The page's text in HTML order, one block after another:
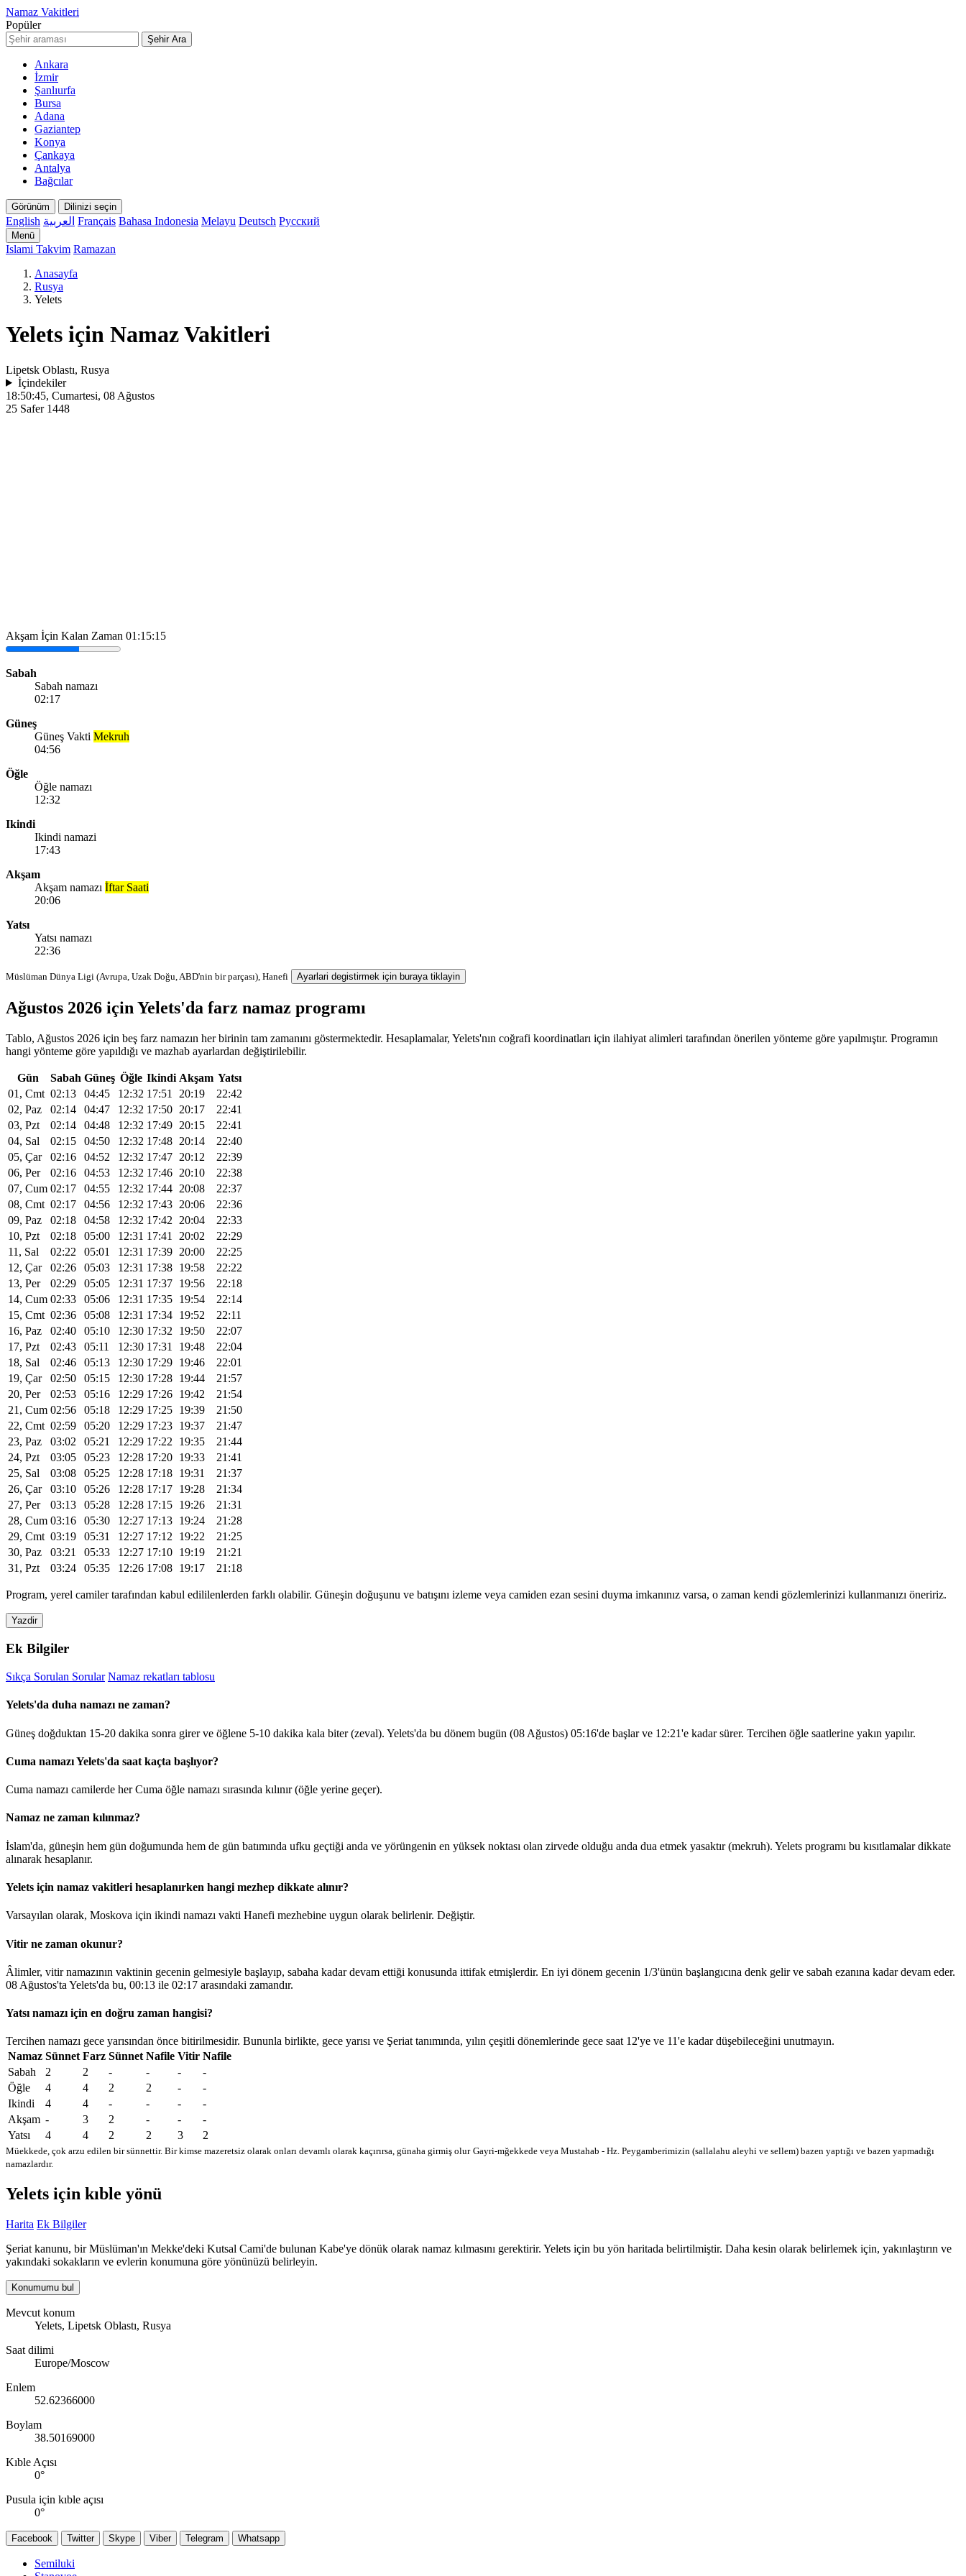
Namaz Vakitleri
Popüler
Şehir Ara
Ankara
İzmir
Şanlıurfa
Bursa
Adana
Gaziantep
Konya
Çankaya
Antalya
Bağcılar
Görünüm Dilinizi seçin
English العربية Français Bahasa Indonesia Melayu Deutsch Русский
Menü
Islami Takvim Ramazan
Anasayfa
Rusya
Yelets
Yelets için Namaz Vakitleri
Lipetsk Oblastı, Rusya
İçindekiler
18:50:45, Cumartesi, 08 Ağustos
25 Safer 1448
Akşam İçin Kalan Zaman 01:15:15
Sabah
Sabah namazı
02:17
Güneş
Güneş Vakti Mekruh
04:56
Öğle
Öğle namazı
12:32
Ikindi
Ikindi namazi
17:43
Akşam
Akşam namazı İftar Saati
20:06
Yatsı
Yatsı namazı
22:36
Müslüman Dünya Ligi (Avrupa, Uzak Doğu, ABD'nin bir parçası), Hanefi Ayarlari degistirmek için buraya tiklayin
Ağustos 2026 için Yelets'da farz namaz programı
Tablo, Ağustos 2026 için beş farz namazın her birinin tam zamanını göstermektedir. Hesaplamalar, Yelets'nın coğrafi koordinatları için ilahiyat alimleri tarafından önerilen yönteme göre yapılmıştır. Programın
hangi yönteme göre yapıldığı ve mazhab ayarlardan değiştirilebilir.
Gün Sabah Güneş Öğle Ikindi Akşam Yatsı
01, Cmt 02:13 04:45 12:32 17:51 20:19
22:42
02, Paz
02:14 04:47 12:32 17:50 20:17
22:41
03, Pzt
02:14 04:48 12:32 17:49 20:15
22:41
04, Sal
02:15 04:50 12:32 17:48 20:14
22:40
05, Çar
02:16 04:52 12:32 17:47 20:12
22:39
06, Per
02:16 04:53 12:32 17:46 20:10
22:38
07, Cum 02:17 04:55 12:32 17:44 20:08
22:37
08, Cmt 02:17 04:56 12:32 17:43 20:06
22:36
09, Paz
02:18 04:58 12:32 17:42 20:04
22:33
10, Pzt
02:18 05:00 12:31 17:41 20:02
22:29
11, Sal
02:22 05:01 12:31 17:39 20:00
22:25
12, Çar
02:26 05:03 12:31 17:38 19:58
22:22
13, Per
02:29 05:05 12:31 17:37 19:56
22:18
14, Cum 02:33 05:06 12:31 17:35 19:54
22:14
15, Cmt 02:36 05:08 12:31 17:34 19:52
22:11
16, Paz
02:40 05:10 12:30 17:32 19:50
22:07
17, Pzt
02:43 05:11 12:30 17:31 19:48
22:04
18, Sal
02:46 05:13 12:30 17:29 19:46
22:01
19, Çar
02:50 05:15 12:30 17:28 19:44
21:57
20, Per
02:53 05:16 12:29 17:26 19:42
21:54
21, Cum 02:56 05:18 12:29 17:25 19:39
21:50
22, Cmt 02:59 05:20 12:29 17:23 19:37
21:47
23, Paz
03:02 05:21 12:29 17:22 19:35
21:44
24, Pzt
03:05 05:23 12:28 17:20 19:33
21:41
25, Sal
03:08 05:25 12:28 17:18 19:31
21:37
26, Çar
03:10 05:26 12:28 17:17 19:28
21:34
27, Per
03:13 05:28 12:28 17:15 19:26
21:31
28, Cum 03:16 05:30 12:27 17:13 19:24
21:28
29, Cmt 03:19 05:31 12:27 17:12 19:22
21:25
30, Paz
03:21 05:33 12:27 17:10 19:19
21:21
31, Pzt
03:24 05:35 12:26 17:08 19:17 21:18
Program, yerel camiler tarafından kabul edililenlerden farklı olabilir. Güneşin doğuşunu ve batışını izleme veya camiden ezan sesini duyma imkanınız varsa, o zaman kendi gözlemlerinizi kullanmanızı öneririz.
Yazdir
Ek Bilgiler
Sıkça Sorulan Sorular Namaz rekatları tablosu
Yelets'da duha namazı ne zaman?
Güneş doğduktan 15-20 dakika sonra girer ve öğlene 5-10 dakika kala biter (zeval). Yelets'da bu dönem bugün (08 Ağustos) 05:16'de başlar ve 12:21'e kadar sürer. Tercihen öğle saatlerine yakın yapılır.
Cuma namazı Yelets'da saat kaçta başlıyor?
Cuma namazı camilerde her Cuma öğle namazı sırasında kılınır (öğle yerine geçer).
Namaz ne zaman kılınmaz?
İslam'da, güneşin hem gün doğumunda hem de gün batımında ufku geçtiği anda ve yörüngenin en yüksek noktası olan zirvede olduğu anda dua etmek yasaktır (mekruh). Yelets programı bu kısıtlamalar dikkate
alınarak hesaplanır.
Yelets için namaz vakitleri hesaplanırken hangi mezhep dikkate alınır?
Varsayılan olarak, Moskova için ikindi namazı vakti Hanefi mezhebine uygun olarak belirlenir. Değiştir.
Vitir ne zaman okunur?
Âlimler, vitir namazının vaktinin gecenin gelmesiyle başlayıp, sabaha kadar devam ettiği konusunda ittifak etmişlerdir. En iyi dönem gecenin 1/3'ünün başlangıcına denk gelir ve sabah ezanına kadar devam eder.
08 Ağustos'ta Yelets'da bu, 00:13 ile 02:17 arasındaki zamandır.
Yatsı namazı için en doğru zaman hangisi?
Tercihen namazı gece yarısından önce bitirilmesidir. Bununla birlikte, gece yarısı ve Şeriat tanımında, yılın çeşitli dönemlerinde gece saat 12'ye ve 11'e kadar düşebileceğini unutmayın.
Namaz Sünnet Farz Sünnet Nafile Vitir Nafile
Sabah
2 2 - - -
-
Öğle
4 4 2 2 -
-
Ikindi
4 4 - - -
-
Akşam - 3 2 - -
-
Yatsı
4 4 2 2 3 2
Müekkede, çok arzu edilen bir sünnettir. Bir kimse mazeretsiz olarak onları devamlı olarak kaçırırsa, günaha girmiş olur Gayri-mğekkede veya Mustahab - Hz. Peygamberimizin (sallalahu aleyhi ve sellem) bazen yaptığı ve bazen yapmadığı
namazlardır.
Yelets için kıble yönü
Harita Ek Bilgiler
Şeriat kanunu, bir Müslüman'ın Mekke'deki Kutsal Cami'de bulunan Kabe'ye dönük olarak namaz kılmasını gerektirir. Yelets için bu yön haritada belirtilmiştir. Daha kesin olarak belirlemek için, yakınlaştırın ve
yakındaki sokakların ve evlerin konumuna göre yönünüzü belirleyin.
Konumumu bul
Mevcut konum
Yelets, Lipetsk Oblastı, Rusya
Saat dilimi
Europe/Moscow
Enlem
52.62366000
Boylam
38.50169000
Kıble Açısı
0°
Pusula için kıble açısı
0°
Facebook Twitter Skype Viber Telegram Whatsapp
Semiluki